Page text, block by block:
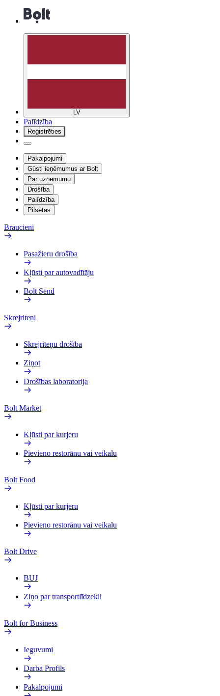
LV
Palīdzība
Reģistrēties
Pakalpojumi
Gūsti ieņēmumus ar Bolt
Par uzņēmumu
Drošība
Palīdzība
Pilsētas
Braucieni
Pasažieru drošība
Kļūsti par autovadītāju
Bolt Send
Skrejriteņi
Skrejriteņu drošība
Ziņot
Drošības laboratorija
Bolt Market
Kļūsti par kurjeru
Pievieno restorānu vai veikalu
Bolt Food
Kļūsti par kurjeru
Pievieno restorānu vai veikalu
Bolt Drive
BUJ
Ziņo par transportlīdzekli
Bolt for Business
Ieguvumi
Darba Profils
Pakalpojumi